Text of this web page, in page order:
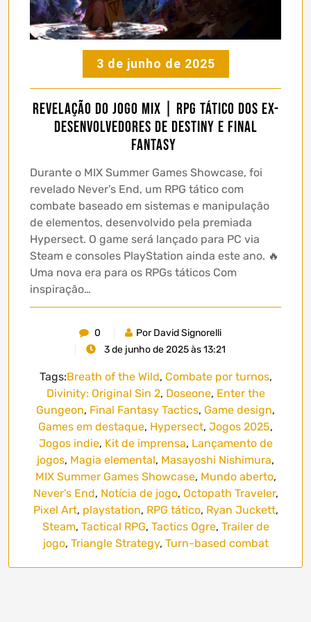
3 de junho de 2025
Revelação do Jogo MIX | RPG Tático dos Ex-
Desenvolvedores de Destiny e Final
Fantasy
Durante o MIX Summer Games Showcase, foi
revelado Never’s End, um RPG tático com
combate baseado em sistemas e manipulação
de elementos, desenvolvido pela premiada
Hypersect. O game será lançado para PC via
Steam e consoles PlayStation ainda este ano. 🔥
Uma nova era para os RPGs táticos Com
inspiração…
0
Por David Signorelli
3 de junho de 2025 às 13:21
Tags:Breath of the Wild, Combate por turnos,
Divinity: Original Sin 2, Doseone, Enter the
Gungeon, Final Fantasy Tactics, Game design,
Games em destaque, Hypersect, Jogos 2025,
Jogos indie, Kit de imprensa, Lançamento de
jogos, Magia elemental, Masayoshi Nishimura,
MIX Summer Games Showcase, Mundo aberto,
Never's End, Notícia de jogo, Octopath Traveler,
Pixel Art, playstation, RPG tático, Ryan Juckett,
Steam, Tactical RPG, Tactics Ogre, Trailer de
jogo, Triangle Strategy, Turn-based combat